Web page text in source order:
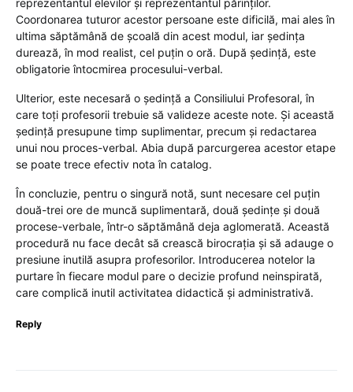
reprezentantul elevilor și reprezentantul părinților.
Coordonarea tuturor acestor persoane este dificilă, mai ales în
ultima săptămână de școală din acest modul, iar ședința
durează, în mod realist, cel puțin o oră. După ședință, este
obligatorie întocmirea procesului-verbal.
Ulterior, este necesară o ședință a Consiliului Profesoral, în
care toți profesorii trebuie să valideze aceste note. Și această
ședință presupune timp suplimentar, precum și redactarea
unui nou proces-verbal. Abia după parcurgerea acestor etape
se poate trece efectiv nota în catalog.
În concluzie, pentru o singură notă, sunt necesare cel puțin
două-trei ore de muncă suplimentară, două ședințe și două
procese-verbale, într-o săptămână deja aglomerată. Această
procedură nu face decât să crească birocrația și să adauge o
presiune inutilă asupra profesorilor. Introducerea notelor la
purtare în fiecare modul pare o decizie profund neinspirată,
care complică inutil activitatea didactică și administrativă.
Reply